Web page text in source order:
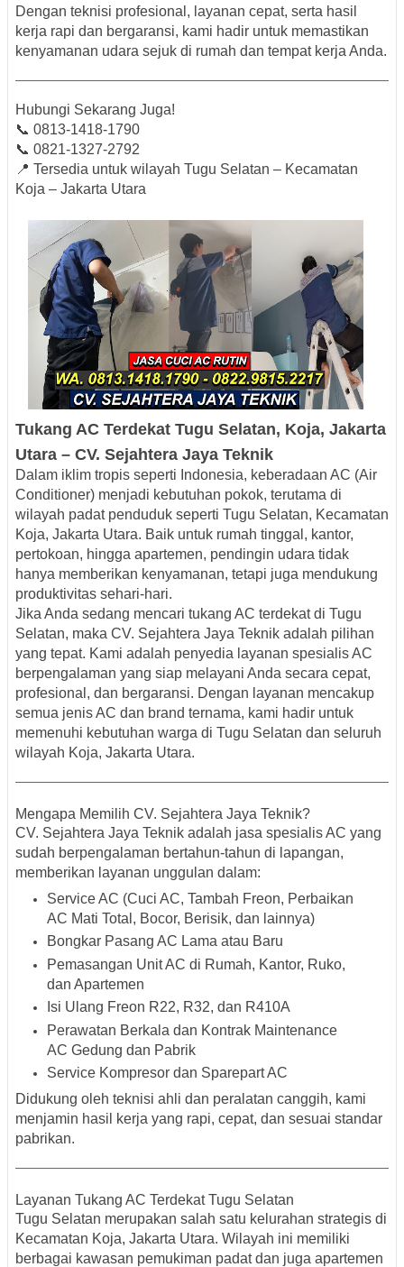
Dengan teknisi profesional, layanan cepat, serta hasil
kerja rapi dan bergaransi, kami hadir untuk memastikan
kenyamanan udara sejuk di rumah dan tempat kerja Anda.
Hubungi Sekarang Juga!
📞 0813-1418-1790
📞 0821-1327-2792
📍 Tersedia untuk wilayah Tugu Selatan – Kecamatan
Koja – Jakarta Utara
Tukang AC Terdekat Tugu Selatan, Koja, Jakarta
Utara – CV. Sejahtera Jaya Teknik
Dalam iklim tropis seperti Indonesia, keberadaan AC (Air
Conditioner) menjadi kebutuhan pokok, terutama di
wilayah padat penduduk seperti Tugu Selatan, Kecamatan
Koja, Jakarta Utara. Baik untuk rumah tinggal, kantor,
pertokoan, hingga apartemen, pendingin udara tidak
hanya memberikan kenyamanan, tetapi juga mendukung
produktivitas sehari-hari.
Jika Anda sedang mencari tukang AC terdekat di Tugu
Selatan, maka CV. Sejahtera Jaya Teknik adalah pilihan
yang tepat. Kami adalah penyedia layanan spesialis AC
berpengalaman yang siap melayani Anda secara cepat,
profesional, dan bergaransi. Dengan layanan mencakup
semua jenis AC dan brand ternama, kami hadir untuk
memenuhi kebutuhan warga di Tugu Selatan dan seluruh
wilayah Koja, Jakarta Utara.
Mengapa Memilih CV. Sejahtera Jaya Teknik?
CV. Sejahtera Jaya Teknik adalah jasa spesialis AC yang
sudah berpengalaman bertahun-tahun di lapangan,
memberikan layanan unggulan dalam:
Service AC (Cuci AC, Tambah Freon, Perbaikan
AC Mati Total, Bocor, Berisik, dan lainnya)
Bongkar Pasang AC Lama atau Baru
Pemasangan Unit AC di Rumah, Kantor, Ruko,
dan Apartemen
Isi Ulang Freon R22, R32, dan R410A
Perawatan Berkala dan Kontrak Maintenance
AC Gedung dan Pabrik
Service Kompresor dan Sparepart AC
Didukung oleh teknisi ahli dan peralatan canggih, kami
menjamin hasil kerja yang rapi, cepat, dan sesuai standar
pabrikan.
Layanan Tukang AC Terdekat Tugu Selatan
Tugu Selatan merupakan salah satu kelurahan strategis di
Kecamatan Koja, Jakarta Utara. Wilayah ini memiliki
berbagai kawasan pemukiman padat dan juga apartemen